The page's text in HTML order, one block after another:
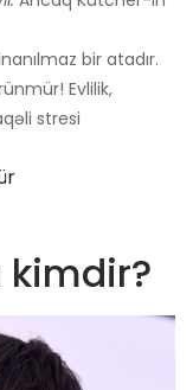
bir atadır.
Evlilik,
stresi
kimdir?